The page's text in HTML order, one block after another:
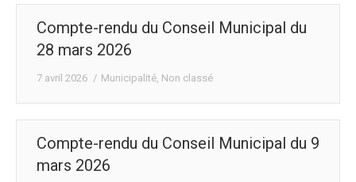
Compte-rendu du Conseil Municipal du
28 mars 2026
7 avril 2026 Municipalité, Non classé
Compte-rendu du Conseil Municipal du 9
mars 2026